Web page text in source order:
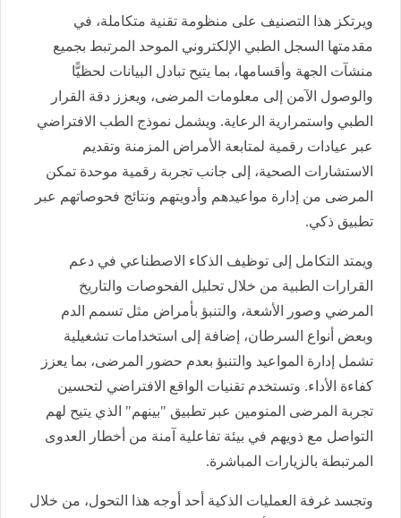
ويرتكز هذا التصنيف على منظومة تقنية متكاملة، في
مقدمتها السجل الطبي الإلكتروني الموحد المرتبط بجميع
منشآت الجهة وأقسامها، بما يتيح تبادل البيانات لحظيًّا
والوصول الآمن إلى معلومات المرضى، ويعزز دقة القرار
الطبي واستمرارية الرعاية. ويشمل نموذج الطب الافتراضي
عبر عيادات رقمية لمتابعة الأمراض المزمنة وتقديم
الاستشارات الصحية، إلى جانب تجربة رقمية موحدة تمكن
المرضى من إدارة مواعيدهم وأدويتهم ونتائج فحوصاتهم عبر
تطبيق ذكي.
ويمتد التكامل إلى توظيف الذكاء الاصطناعي في دعم
القرارات الطبية من خلال تحليل الفحوصات والتاريخ
المرضي وصور الأشعة، والتنبؤ بأمراض مثل تسمم الدم
وبعض أنواع السرطان، إضافة إلى استخدامات تشغيلية
تشمل إدارة المواعيد والتنبؤ بعدم حضور المرضى، بما يعزز
كفاءة الأداء. وتستخدم تقنيات الواقع الافتراضي لتحسين
تجربة المرضى المنومين عبر تطبيق "بينهم" الذي يتيح لهم
التواصل مع ذويهم في بيئة تفاعلية آمنة من أخطار العدوى
المرتبطة بالزيارات المباشرة.
وتجسد غرفة العمليات الذكية أحد أوجه هذا التحول، من خلال